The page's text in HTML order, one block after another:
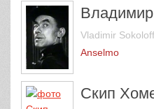
Vladimir Sokoloff
Anselmo
Скип